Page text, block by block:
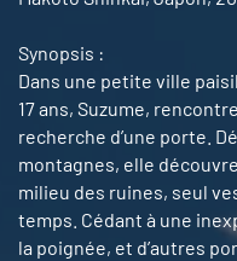
Synopsis :
Dans une petite ville
17 ans, Suzume,
recherche d’une porte.
montagnes, elle
milieu des ruines, seul
temps. Cédant à une
la poignée, et d’autres